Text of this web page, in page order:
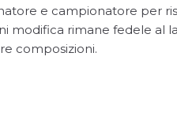
e campionatore per
modifica rimane fedele al
composizioni.